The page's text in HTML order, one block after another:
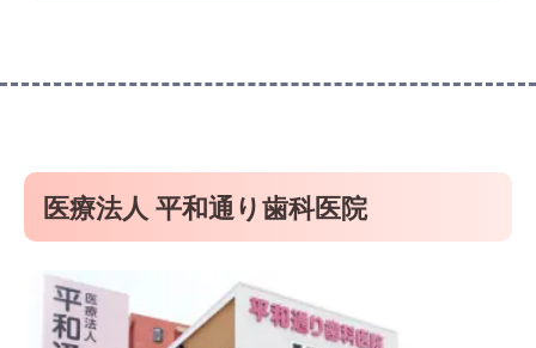
医療法人 平和通り歯科医院